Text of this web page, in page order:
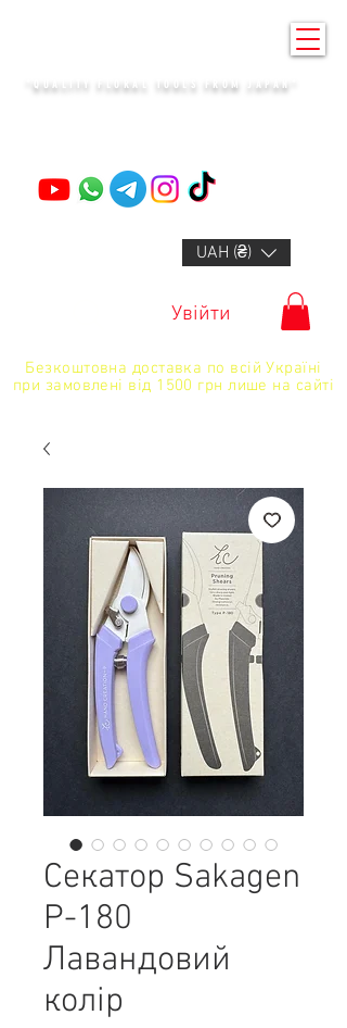
"QUALITY FLORAL TOOLS FROM JAPAN"
UAH (₴)
Увійти
Безкоштовна доставка по всій Україні
при замовлені від 1500 грн лише на сайті
Секатор Sakagen
P-180
Лавандовий
колір